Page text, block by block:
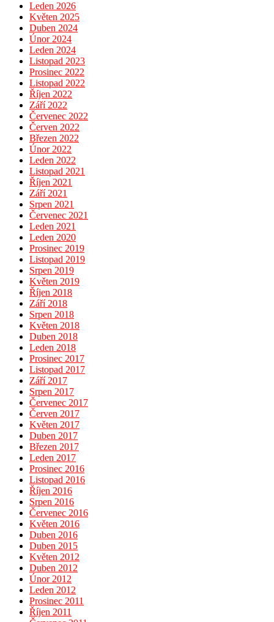
Leden 2026
Květen 2025
Duben 2024
Únor 2024
Leden 2024
Listopad 2023
Prosinec 2022
Listopad 2022
Říjen 2022
Září 2022
Červenec 2022
Červen 2022
Březen 2022
Únor 2022
Leden 2022
Listopad 2021
Říjen 2021
Září 2021
Srpen 2021
Červenec 2021
Leden 2021
Leden 2020
Prosinec 2019
Listopad 2019
Srpen 2019
Květen 2019
Říjen 2018
Září 2018
Srpen 2018
Květen 2018
Duben 2018
Leden 2018
Prosinec 2017
Listopad 2017
Září 2017
Srpen 2017
Červenec 2017
Červen 2017
Květen 2017
Duben 2017
Březen 2017
Leden 2017
Prosinec 2016
Listopad 2016
Říjen 2016
Srpen 2016
Červenec 2016
Květen 2016
Duben 2016
Duben 2015
Květen 2012
Duben 2012
Únor 2012
Leden 2012
Prosinec 2011
Říjen 2011